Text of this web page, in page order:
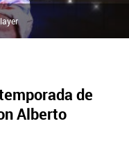
de
Alberto